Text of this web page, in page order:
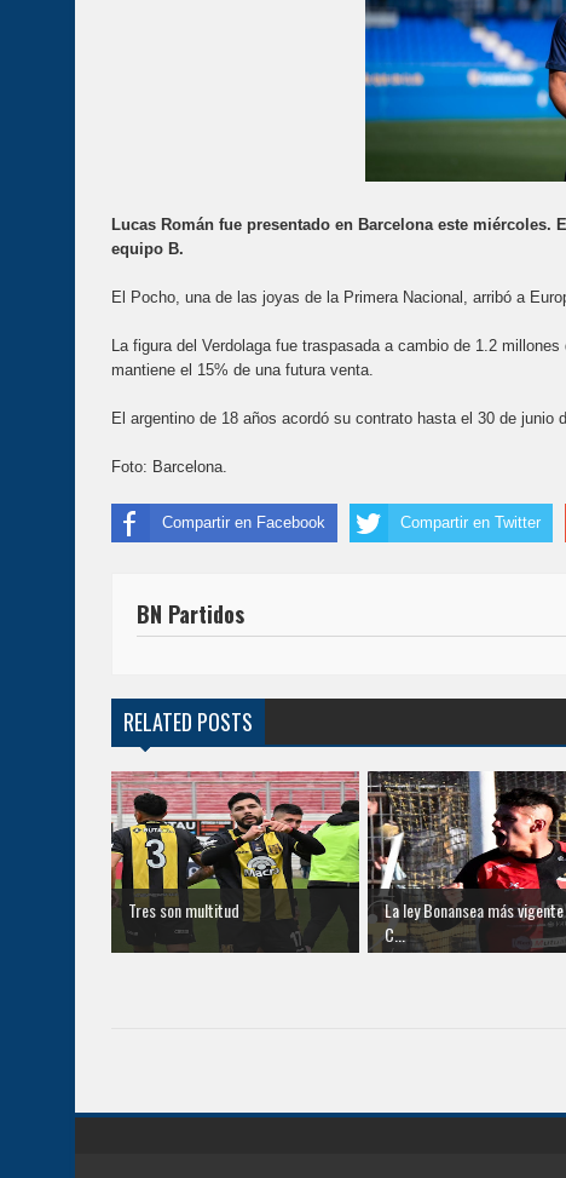
Lucas Román fue presentado en Barcelona este
equipo B.
El Pocho, una de las joyas de la Primera Nacional, arribó a
La figura del Verdolaga fue traspasada a cambio de 1.2
mantiene el 15% de una futura venta.
El argentino de 18 años acordó su contrato hasta el 30 de junio
Foto: Barcelona.
Compartir en Facebook Compartir en Twitter
BN Partidos
RELATED POSTS
Tres son multitud
La ley Bonansea más
C...